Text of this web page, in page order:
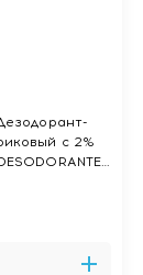
c 2%
ON линии